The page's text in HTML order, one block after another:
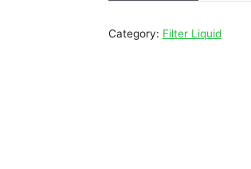
Category: Filter Liquid